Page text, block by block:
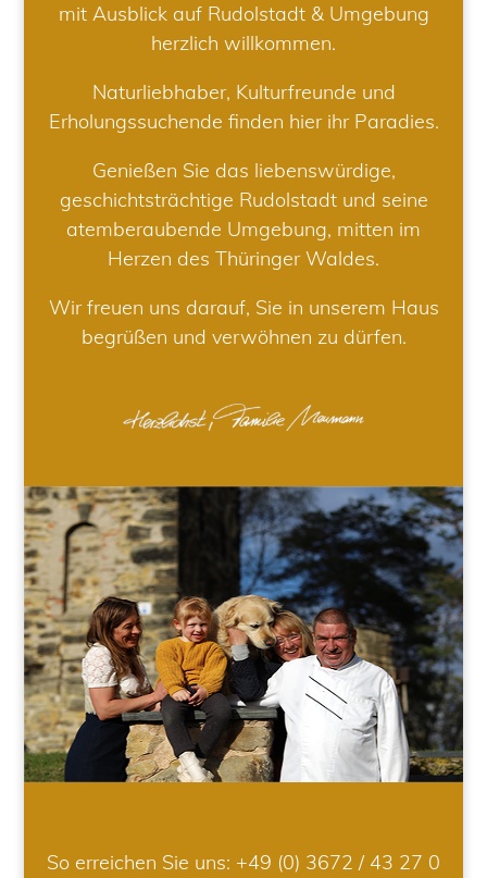
mit Ausblick auf Rudolstadt & Umgebung
herzlich willkommen.
Naturliebhaber, Kulturfreunde und
Erholungssuchende finden hier ihr Paradies.
Genießen Sie das liebenswürdige,
geschichtsträchtige Rudolstadt und seine
atemberaubende Umgebung, mitten im
Herzen des Thüringer Waldes.
Wir freuen uns darauf, Sie in unserem Haus
begrüßen und verwöhnen zu dürfen.
So erreichen Sie uns: +49 (0) 3672 / 43 27 0